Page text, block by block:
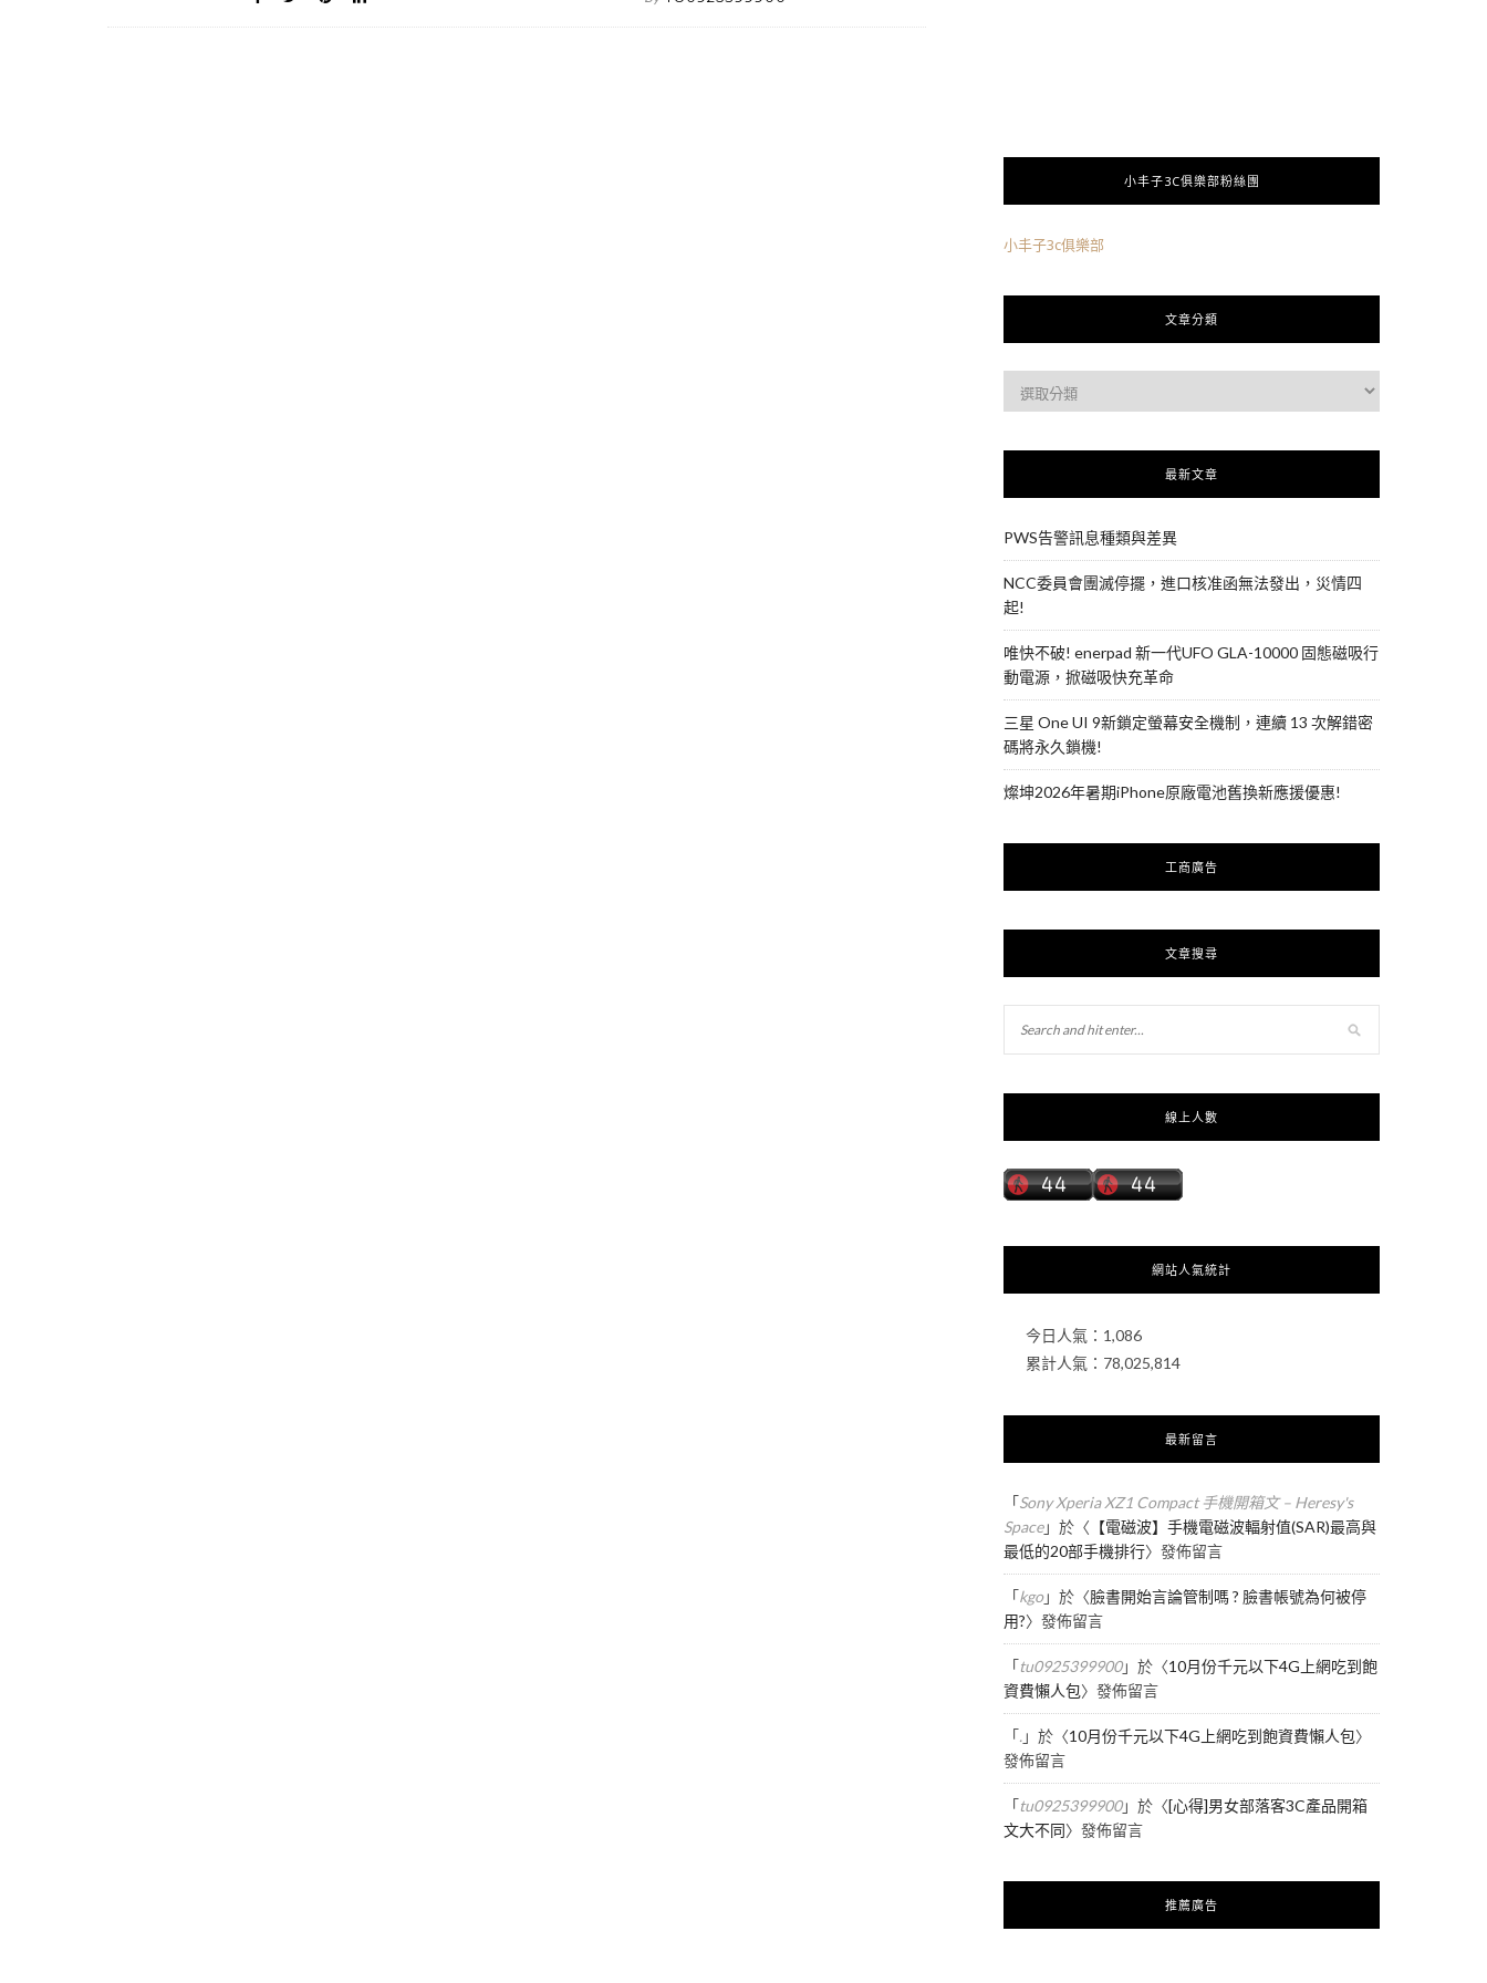
小丰子3C俱樂部粉絲團
小丰子3c俱樂部
文章分類
最新文章
PWS告警訊息種類與差異
NCC委員會團滅停擺，進口核准函無法發出，災情四
起!
唯快不破! enerpad 新一代UFO GLA-10000 固態磁吸行
動電源，掀磁吸快充革命
三星 One UI 9新鎖定螢幕安全機制，連續 13 次解錯密
碼將永久鎖機!
燦坤2026年暑期iPhone原廠電池舊換新應援優惠!
工商廣告
文章搜尋
線上人數
網站人氣統計
今日人氣： 1,086
累計人氣： 78,025,814
最新留言
「Sony Xperia XZ1 Compact 手機開箱文 – Heresy's
Space」於〈 【電磁波】手機電磁波輻射值(SAR)最高與
最低的20部手機排行〉發佈留言
「kgo」於〈臉書開始言論管制嗎 ? 臉書帳號為何被停
用?〉發佈留言
「tu0925399900」於〈10月份千元以下4G上網吃到飽
資費懶人包〉發佈留言
「.」於〈10月份千元以下4G上網吃到飽資費懶人包〉
發佈留言
「tu0925399900」於〈[心得]男女部落客3C產品開箱
文大不同〉發佈留言
推薦廣告